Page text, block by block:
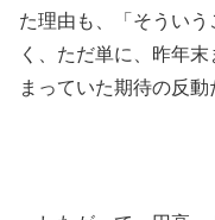
た理由も、「そうい
く、ただ単に、昨年
まっていた期待の反動